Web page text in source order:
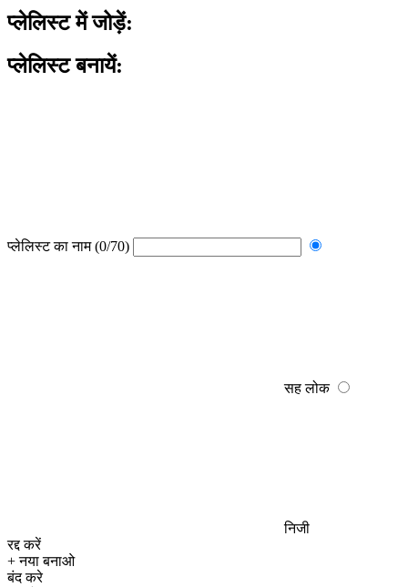
प्लेलिस्ट में जोड़ें:
प्लेलिस्ट बनायें:
प्लेलिस्ट का नाम (0/70)
सह लोक
निजी
रद्द करें
+ नया बनाओ
बंद करे